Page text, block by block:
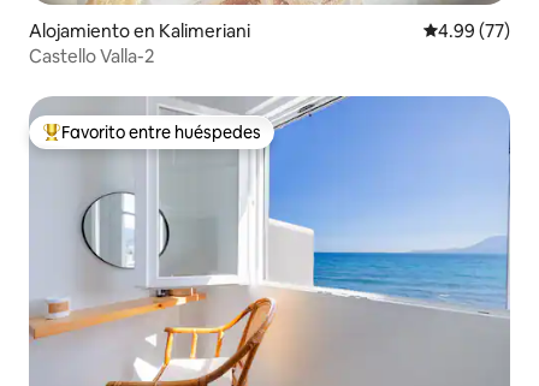
Alojamiento en Kalimeriani Calificación
4.99 (77)
Castello Valla-2
Favorito entre huéspedes preferido
Favorito entre huéspedes